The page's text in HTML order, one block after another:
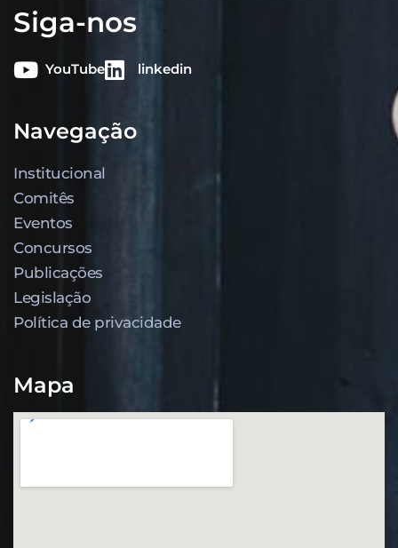
Siga-nos
YouTube linkedin
Navegação
Institucional
Comitês
Eventos
Concursos
Publicações
Legislação
Política de privacidade
Mapa